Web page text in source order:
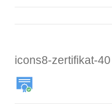
icons8-zertifikat-40